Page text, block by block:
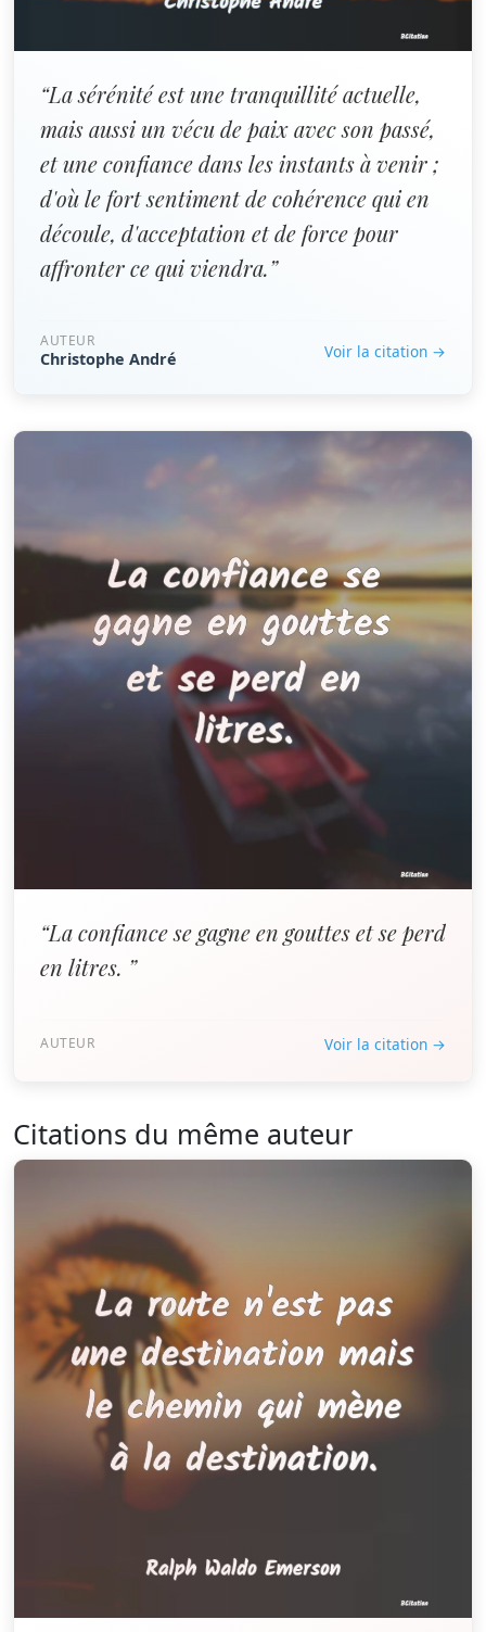
“La sérénité est une tranquillité actuelle,
mais aussi un vécu de paix avec son passé,
et une confiance dans les instants à venir ;
d'où le fort sentiment de cohérence qui en
découle, d'acceptation et de force pour
affronter ce qui viendra.”
AUTEUR
Christophe André Voir la citation →
“La confiance se gagne en gouttes et se perd
en litres. ”
AUTEUR Voir la citation →
Citations du même auteur